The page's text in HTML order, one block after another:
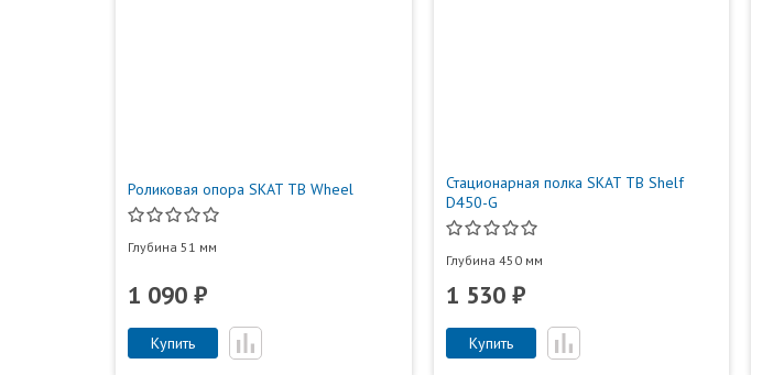
Роликовая опора SKAT TB Wheel
Глубина 51 мм
1 090 ₽
Купить
Стационарная полка SKAT TB Shelf
D450-G
Глубина 450 мм
1 530 ₽
Купить